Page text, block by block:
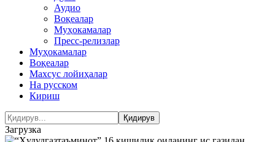
Аудио
Воқеалар
Муҳокамалар
Пресс-релизлар
Муҳокамалар
Воқеалар
Махсус лойиҳалар
На русском
Кириш
Загрузка